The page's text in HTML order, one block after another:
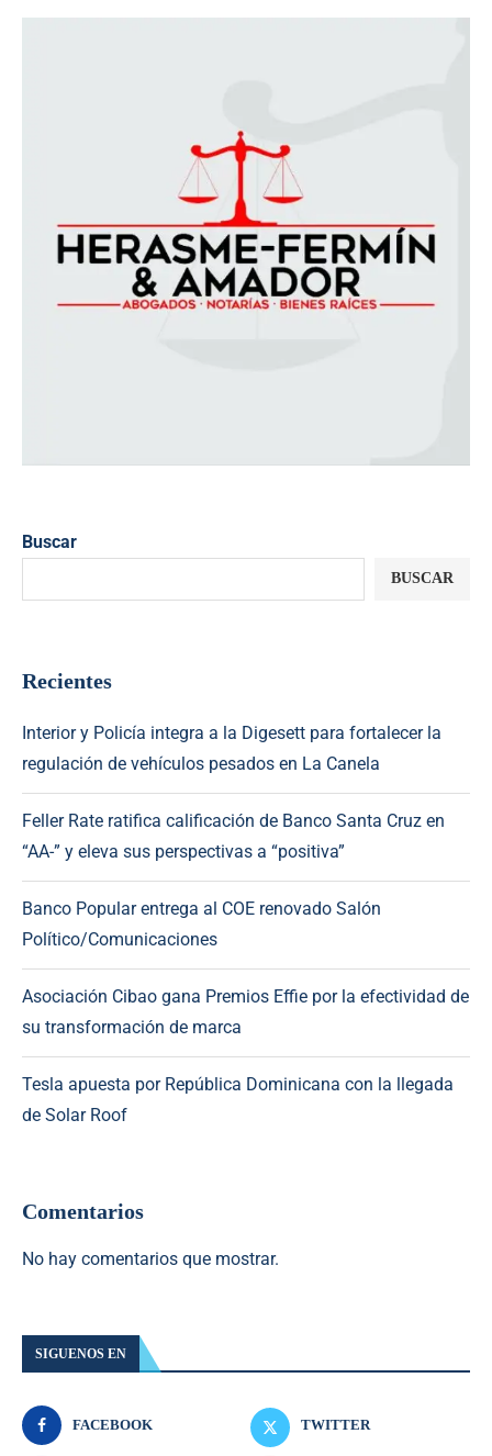
Buscar
BUSCAR
Recientes
Interior y Policía integra a la Digesett para fortalecer la
regulación de vehículos pesados en La Canela
Feller Rate ratifica calificación de Banco Santa Cruz en
“AA-” y eleva sus perspectivas a “positiva”
Banco Popular entrega al COE renovado Salón
Político/Comunicaciones
Asociación Cibao gana Premios Effie por la efectividad de
su transformación de marca
Tesla apuesta por República Dominicana con la llegada
de Solar Roof
Comentarios
No hay comentarios que mostrar.
SIGUENOS EN
FACEBOOK TWITTER